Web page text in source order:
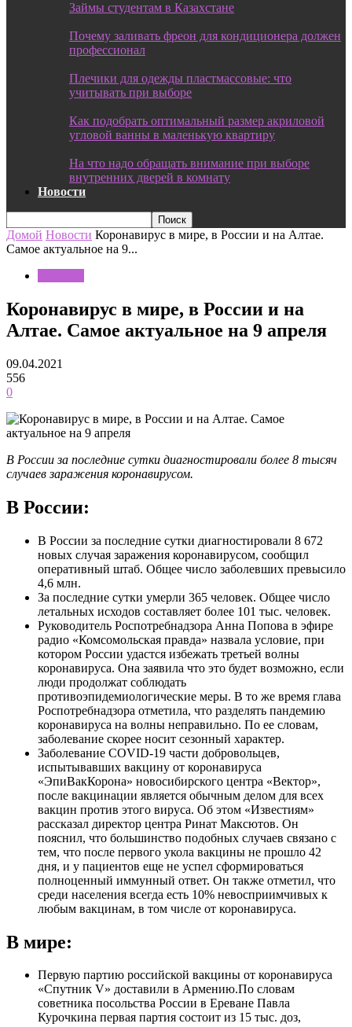
Займы студентам в Казахстане
Почему заливать фреон для кондиционера должен
профессионал
Плечики для одежды пластмассовые: что
учитывать при выборе
Как подобрать оптимальный размер акриловой
угловой ванны в маленькую квартиру
На что надо обращать внимание при выборе
внутренних дверей в комнату
Новости
Домой Новости Коронавирус в мире, в России и на Алтае.
Самое актуальное на 9...
Коронавирус в мире, в России и на
Алтае. Самое актуальное на 9 апреля
09.04.2021
556
0
В России за последние сутки диагностировали более 8 тысяч
случаев заражения коронавирусом.
В России:
В России за последние сутки диагностировали 8 672
новых случая заражения коронавирусом, сообщил
оперативный штаб. Общее число заболевших превысило
4,6 млн.
За последние сутки умерли 365 человек. Общее число
летальных исходов составляет более 101 тыс. человек.
Руководитель Роспотребнадзора Анна Попова в эфире
радио «Комсомольская правда» назвала условие, при
котором России удастся избежать третьей волны
коронавируса. Она заявила что это будет возможно, если
люди продолжат соблюдать
противоэпидемиологические меры. В то же время глава
Роспотребнадзора отметила, что разделять пандемию
коронавируса на волны неправильно. По ее словам,
заболевание скорее носит сезонный характер.
Заболевание COVID-19 части добровольцев,
испытывавших вакцину от коронавируса
«ЭпиВакКорона» новосибирского центра «Вектор»,
после вакцинации является обычным делом для всех
вакцин против этого вируса. Об этом «Известиям»
рассказал директор центра Ринат Максютов. Он
пояснил, что большинство подобных случаев связано с
тем, что после первого укола вакцины не прошло 42
дня, и у пациентов еще не успел сформироваться
полноценный иммунный ответ. Он также отметил, что
среди населения всегда есть 10% невосприимчивых к
любым вакцинам, в том числе от коронавируса.
В мире:
Первую партию российской вакцины от коронавируса
«Спутник V» доставили в Армению.По словам
советника посольства России в Ереване Павла
Курочкина первая партия состоит из 15 тыс. доз,